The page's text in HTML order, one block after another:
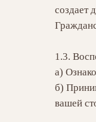
создает
1.3.
а)
б)
вашей